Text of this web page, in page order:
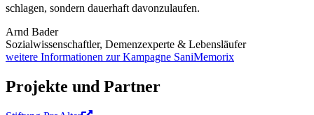
schlagen, sondern dauerhaft davonzulaufen.
Arnd Bader
Sozialwissenschaftler, Demenzexperte & Lebensläufer
weitere Informationen zur Kampagne SaniMemorix
Projekte und Partner